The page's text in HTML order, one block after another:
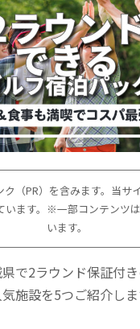
（PR）を含みます。当サ
います。※一部コンテンツ
います。
で2ラウンド保証付
施設を5つご紹介しま